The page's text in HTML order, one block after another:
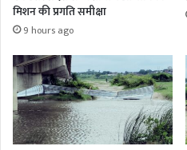
मिशन की प्रगति समीक्षा
9 hours ago